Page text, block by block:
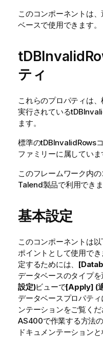
このコンポーネントは
ベースで使用できます。
ティ
これらのプロパティは、
実行されている
ます。
標準のtDBInvalidRows
ファミリーに属していま
このフレームワーク内
Talend製品で利用できま
基本設定
このコンポーネントは
ポイントとして使用で
定するためには、
データベースのタイプを
設定)ビューで[Apply] (
データベースプロパテ
ンテーションをご覧く
AS400で作業する方法
ドキュメンテーションと